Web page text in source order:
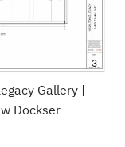
Gallery |
Dockser